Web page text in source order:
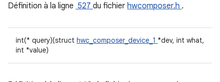
Définition à la ligne 527 du fichier hwcomposer.h .
int(* query)(struct hwc_composer_device_1 *dev, int what,
int *value)